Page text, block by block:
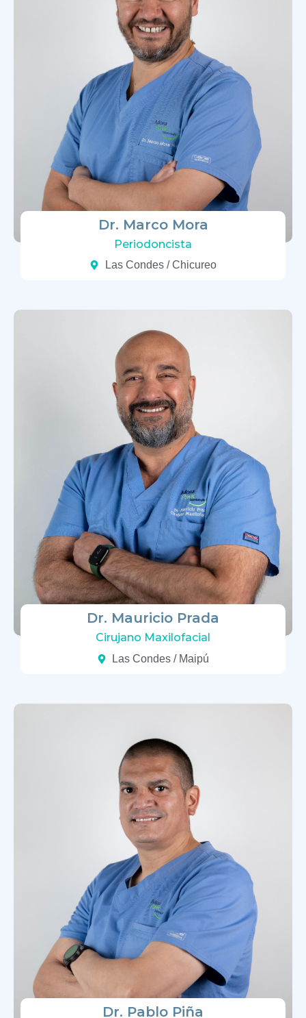
Dr. Marco Mora
Periodoncista
Las Condes / Chicureo
Dr. Mauricio Prada
Cirujano Maxilofacial
Las Condes / Maipú
Dr. Pablo Piña